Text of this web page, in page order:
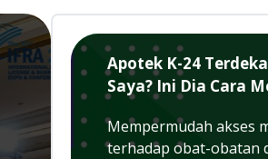
Apotek K-24
Saya? Ini Dia Cara
Mempermudah akses
terhadap obat-obatan